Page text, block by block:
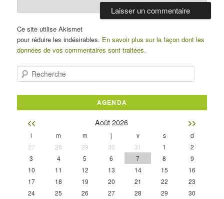
Ce site utilise Akismet
pour réduire les indésirables. En savoir plus sur la façon dont les
données de vos commentaires sont traitées.
Recherche
AGENDA
<< Août 2026 >>
l m m j v s
d
27
28 29 30 31 1
2
3
4 5 6 7 8
9
10
11 12 13 14 15
16
17
18 19 20 21 22
23
24
25 26 27 28 29 30